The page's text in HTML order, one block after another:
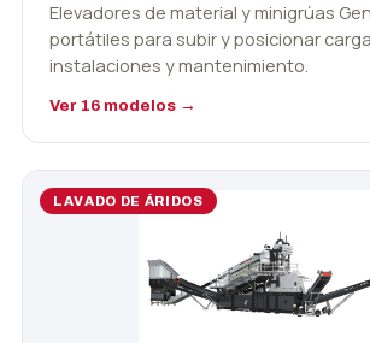
Elevadores de material y minigrúas
portátiles para subir y posicionar
instalaciones y mantenimiento.
Ver 16 modelos →
LAVADO DE ÁRIDOS